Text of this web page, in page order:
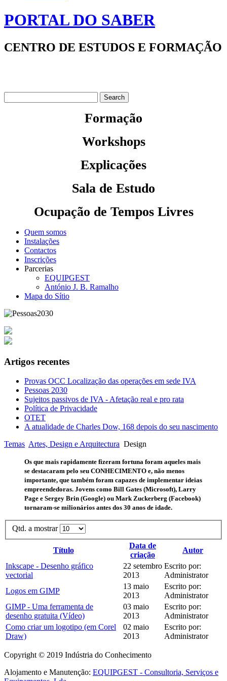
PORTAL DO SABER
CENTRO DE ESTUDOS E FORMAÇÃO
Formação
Workshops
Explicações
Sala de Estudo
Ocupação de Tempos Livres
Quem somos
Instalações
Contactos
Inscrições
Parcerias
EQUIPGEST
António J. B. Ramalho
Mapa do Sítio
Artigos recentes
Provas OCC Localização das operações em sede IVA
Pessoas 2030
Sujeitos passivos de IVA - Afetação real e pro rata
Política de Privacidade
OTET
A atualidade de Charles Dow, 168 depois do seu nascimento
Temas Artes, Design e Arquitectura Design
Os que mais rapidamente fizeram fortuna foram aqueles mais
se destacaram pelo seu CONHECIMENTO e, não menos
importante, que também foram capazes de implementar ideias
empreendedoras. Jovens como Bill Gates (Microsoft), Larry
Page e Sergey Brin (Google) ou Mark Zuckerberg (Facebook)
tornaram-se milionários antes dos 30 anos de idade.
Qtd. a mostrar
Título
Data de
criação
Autor
Inkscape - Desenho gráfico
vectorial
22 setembro
2013
Escrito por:
Administrator
Logos em GIMP
13 maio
2013
Escrito por:
Administrator
GIMP - Uma ferramenta de
desenho gratuita (Vídeo)
03 maio
2013
Escrito por:
Administrator
Como criar um logotipo (em Corel
Draw)
02 maio
2013
Escrito por:
Administrator
Copyright © 2019 Indústria do Conhecimento
Alojamento e Manutenção: EQUIPGEST - Consultoria, Serviços e